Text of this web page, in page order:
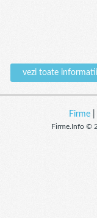
vezi toate informatii
Firme|
Firme.Info ©